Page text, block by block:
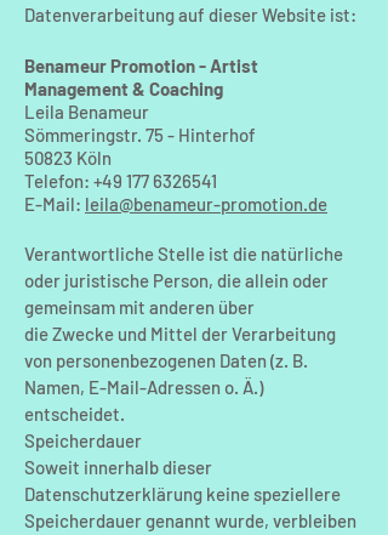
Datenverarbeitung auf dieser Website ist:
Benameur Promotion - Artist
Management & Coaching
Leila Benameur
Sömmeringstr. 75 - Hinterhof
50823 Köln
Telefon: +49 177 6326541
E-Mail: leila@benameur-promotion.de
Verantwortliche Stelle ist die natürliche
oder juristische Person, die allein oder
gemeinsam mit anderen über
die Zwecke und Mittel der Verarbeitung
von personenbezogenen Daten (z. B.
Namen, E-Mail-Adressen o. Ä.)
entscheidet.
Speicherdauer
Soweit innerhalb dieser
Datenschutzerklärung keine speziellere
Speicherdauer genannt wurde, verbleiben